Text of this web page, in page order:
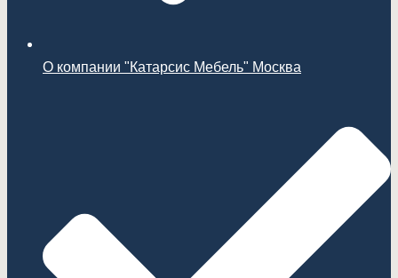
О компании "Катарсис Мебель" Москва